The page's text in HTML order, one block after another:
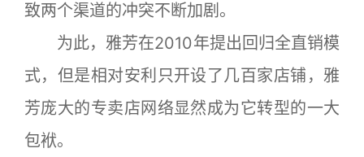
致两个渠道的冲突不断加剧。
为此，雅芳在2010年提出回归全直销模
式，但是相对安利只开设了几百家店铺，雅
芳庞大的专卖店网络显然成为它转型的一大
包袱。